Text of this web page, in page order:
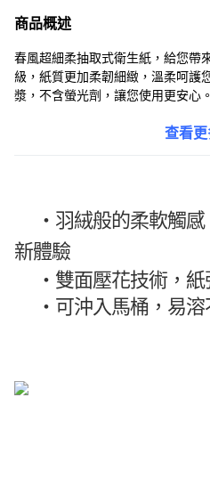
商品概述
春風超細柔抽取式衛生紙，給您帶
級，紙質更加柔韌細緻，溫柔呵護
漿，不含螢光劑，讓您使用更安心
查看更
・羽絨般的柔軟觸感
新體驗
・ 雙面壓花技術，
・ 可沖入馬桶，易